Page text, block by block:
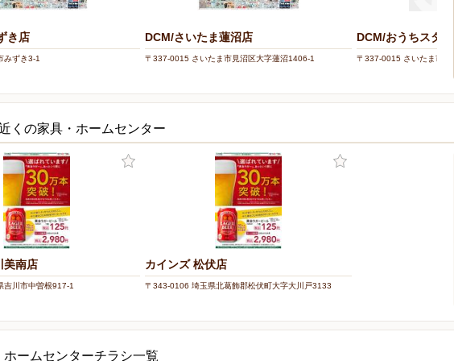
き店
みずき3-1
DCM/さいたま蓮沼店
〒337-0015 さいたま市見沼区大字蓮沼1406-1
DCM/おうちスタ
〒337-0015 さいたま市見
くの家具・ホームセンター
美南店
川市中曽根917-1
カインズ 松伏店
〒343-0106 埼玉県北葛飾郡松伏町大字大川戸3133
ームセンターチラシ一覧